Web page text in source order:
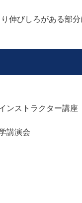
伸びしろがある部
ンストラクター講座
講演会